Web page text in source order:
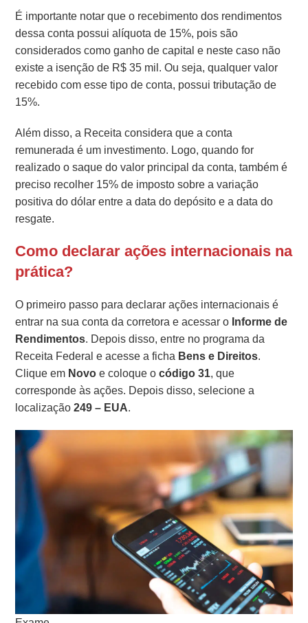
É importante notar que o recebimento dos rendimentos
dessa conta possui alíquota de 15%, pois são
considerados como ganho de capital e neste caso não
existe a isenção de R$ 35 mil. Ou seja, qualquer valor
recebido com esse tipo de conta, possui tributação de
15%.
Além disso, a Receita considera que a conta
remunerada é um investimento. Logo, quando for
realizado o saque do valor principal da conta, também é
preciso recolher 15% de imposto sobre a variação
positiva do dólar entre a data do depósito e a data do
resgate.
Como declarar ações internacionais na
prática?
O primeiro passo para declarar ações internacionais é
entrar na sua conta da corretora e acessar o Informe de
Rendimentos. Depois disso, entre no programa da
Receita Federal e acesse a ficha Bens e Direitos.
Clique em Novoe coloque ocódigo 31, que
corresponde às ações. Depois disso, selecione a
localização249 – EUA.